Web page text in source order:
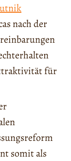
nach der
für
somit als